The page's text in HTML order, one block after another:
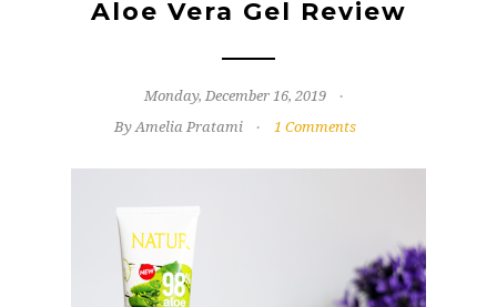
Aloe Vera Gel Review
Monday, December 16, 2019
By Amelia Pratami
1 Comments